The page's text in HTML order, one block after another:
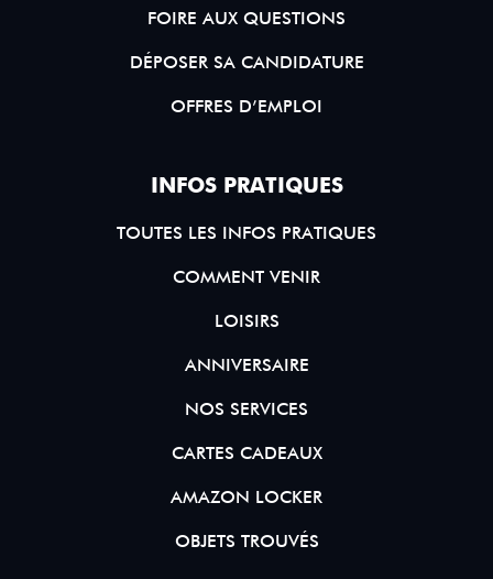
FOIRE AUX QUESTIONS
DÉPOSER SA CANDIDATURE
OFFRES D’EMPLOI
INFOS PRATIQUES
TOUTES LES INFOS PRATIQUES
COMMENT VENIR
LOISIRS
ANNIVERSAIRE
NOS SERVICES
CARTES CADEAUX
AMAZON LOCKER
OBJETS TROUVÉS